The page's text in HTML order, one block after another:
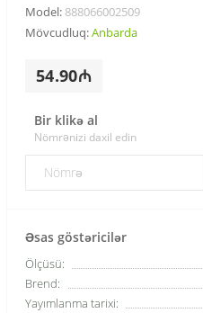
Model: 888066002509
Mövcudluq:Anbarda
54.90₼
Bir klikə al
Nömrənizi daxil edin
Əsas göstəricilər
Ölçüsü:
Brend:
Yayımlanma tarixi: